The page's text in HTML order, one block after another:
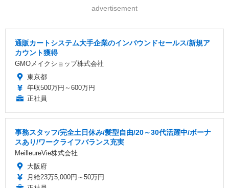
advertisement
通販カートシステム大手企業のインバウンドセールス/新規ア
カウント獲得
GMOメイクショップ株式会社
東京都
年収500万円～600万円
正社員
事務スタッフ/完全土日休み/髪型自由/20～30代活躍中/ボーナ
スあり/ワークライフバランス充実
MeilleureVie株式会社
大阪府
月給23万5,000円～50万円